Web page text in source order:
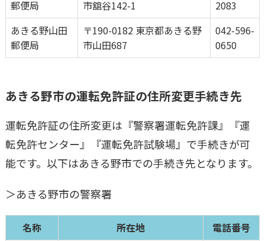
郵便局
市舘谷142-1
2083
あきる野山田
郵便局
〒190-0182 東京都あきる野
市山田687
042-596-
0650
あきる野市の運転免許証の住所変更手続き先
運転免許証の住所変更は『警察署運転免許課』『運
転免許センター』『運転免許試験場』で手続きが可
能です。以下はあきる野市での手続き先となります。
＞あきる野市の警察署
名称 所在地 電話番号